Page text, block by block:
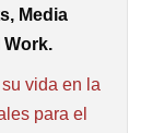
Media
vida en la
para el